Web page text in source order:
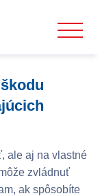
ale aj na vlastné
zvládnuť
ak spôsobíte